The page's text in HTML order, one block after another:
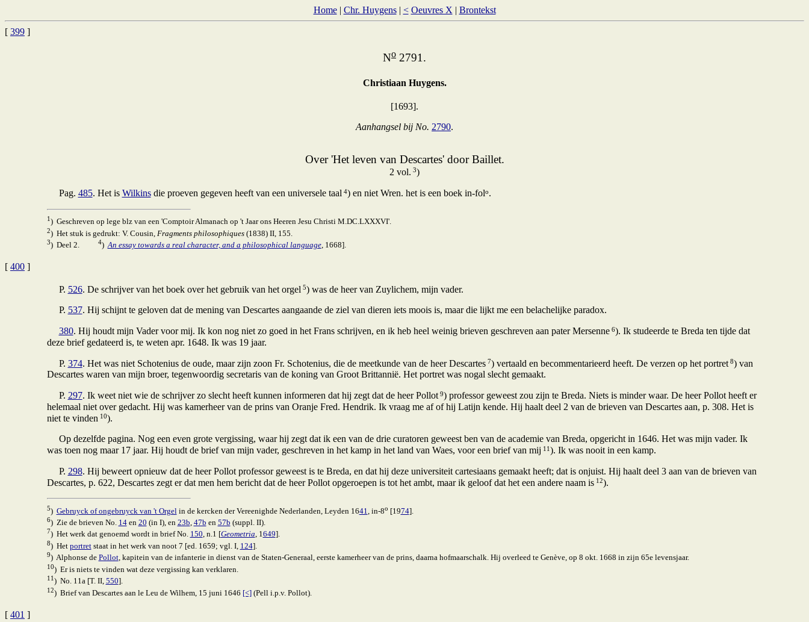
Home| Chr. Huygens| < Oeuvres X | Brontekst
[ 399 ]
No 2791.
Christiaan Huygens.
[1693].
Aanhangsel bij No. 2790.
Over 'Het leven van Descartes' door Baillet.
2 vol. 3)
Pag. 485. Het is Wilkinsdie proeven gegeven heeft van een universele taal 4) en niet Wren. het is een boek in-folo.
1) Geschreven op lege blz van een 'Comptoir Almanach op 't Jaar ons Heeren Jesu Christi M.DC.LXXXVI'.
2) Het stuk is gedrukt: V. Cousin, Fragments philosophiques(1838) II, 155.
3) Deel 2. 4)An essay towards a real character, and a philosophical language, 1668].
[ 400 ]
P. 526. De schrijver van het boek over het gebruik van het orgel 5) was de heer van Zuylichem, mijn vader.
P. 537. Hij schijnt te geloven dat de mening van Descartes aangaande de ziel van dieren iets moois is, maar die lijkt me een belachelijke paradox.
380. Hij houdt mijn Vader voor mij. Ik kon nog niet zo goed in het Frans schrijven, en ik heb heel weinig brieven geschreven aan pater Mersenne6). Ik studeerde te Breda ten tijde dat
deze brief gedateerd is, te weten apr. 1648. Ik was 19 jaar.
P. 374. Het was niet Schotenius de oude, maar zijn zoon Fr. Schotenius, die de meetkunde van de heer Descartes7) vertaald en becommentarieerd heeft. De verzen op het portret8) van
Descartes waren van mijn broer, tegenwoordig secretaris van de koning van Groot Brittannië. Het portret was nogal slecht gemaakt.
P. 297. Ik weet niet wie de schrijver zo slecht heeft kunnen informeren dat hij zegt dat de heer Pollot9) professor geweest zou zijn te Breda. Niets is minder waar. De heer Pollot heeft er
helemaal niet over gedacht. Hij was kamerheer van de prins van Oranje Fred. Hendrik. Ik vraag me af of hij Latijn kende. Hij haalt deel 2 van de brieven van Descartes aan, p. 308. Het is
niet te vinden 10).
Op dezelfde pagina. Nog een even grote vergissing, waar hij zegt dat ik een van de drie curatoren geweest ben van de academie van Breda, opgericht in 1646. Het was mijn vader. Ik
was toen nog maar 17 jaar. Hij houdt de brief van mijn vader, geschreven in het kamp in het land van Waes, voor een brief van mij 11). Ik was nooit in een kamp.
P. 298. Hij beweert opnieuw dat de heer Pollot professor geweest is te Breda, en dat hij deze universiteit cartesiaans gemaakt heeft; dat is onjuist. Hij haalt deel 3 aan van de brieven van
Descartes, p. 622, Descartes zegt er dat men hem bericht dat de heer Pollot opgeroepen is tot het ambt, maar ik geloof dat het een andere naam is12).
5) Gebruyck of ongebruyck van 't Orgel in de kercken der Vereenighde Nederlanden, Leyden 1641 , in-8o [1974].
6) Zie de brieven No. 14en 20 (in I), en 23b 47b en 57b (suppl. II).
7) Het werk dat genoemd wordt in brief No. 150, n.1 [Geometria, 1649].
8) Het portretstaat in het werk van noot 7 [ed. 1659; vgl. I, 124].
9) Alphonse de Pollot, kapitein van de infanterie in dienst van de Staten-Generaal, eerste kamerheer van de prins, daarna hofmaarschalk. Hij overleed te Genève, op 8 okt. 1668 in zijn 65e levensjaar.
10) Er is niets te vinden wat deze vergissing kan verklaren.
11) No. 11a [T. II, 550].
12) Brief van Descartes aan le Leu de Wilhem, 15 juni 1646 [<](Pell i.p.v. Pollot).
[ 401 ]